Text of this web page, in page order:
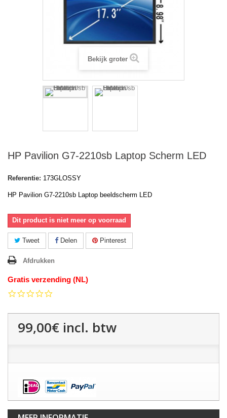
Bekijk groter
HP Pavilion G7-2210sb Laptop Scherm LED
Referentie: 173GLOSSY
HP Pavilion G7-2210sb Laptop beeldscherm LED
Dit product is niet meer op voorraad
Tweet Delen Pinterest
Afdrukken
Gratis verzending (NL)
99,00€ incl. btw